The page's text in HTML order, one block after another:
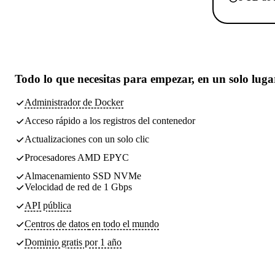
Todo lo que necesitas para empezar, en un solo
Administrador de Docker
Acceso rápido a los registros del contenedor
Actualizaciones con un solo clic
Procesadores AMD EPYC
Almacenamiento SSD NVMe
Velocidad de red de 1 Gbps
API pública
Centros de datos en todo el mundo
Dominio gratis por 1 año